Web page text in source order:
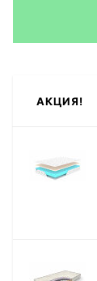
АКЦИЯ!